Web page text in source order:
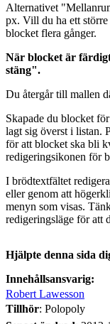
Alternativet
px. Vill du ha ett
blocket flera gånger.
När blocket är
stäng".
Du återgår till mallen
Skapade du blocket
lagt sig överst i listan.
för att blocket ska bli
redigeringsikonen för
I brödtextfältet
eller genom att
menyn som visas.
redigeringsläge för att
Hjälpte denna sida
Innehållsansvarig:
Robert Lawesson
Tillhör: Polopoly